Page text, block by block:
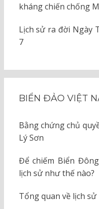
kháng chiến chống
Lịch sử ra đời Ngày
7
BIỂN ĐẢO VIỆT
Bằng chứng chủ
Lý Sơn
Để chiếm Biển
lịch sử như thế nào?
Tổng quan về lịch